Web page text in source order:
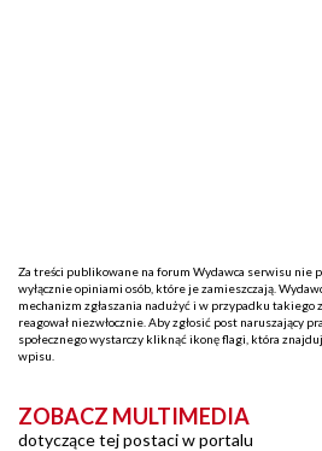
Za treści publikowane na forum Wydawca serwisu nie
wyłącznie opiniami osób, które je zamieszczają.
mechanizm zgłaszania nadużyć i w przypadku takiego
reagował niezwłocznie. Aby zgłosić post naruszający
społecznego wystarczy kliknąć ikonę flagi, która
wpisu.
ZOBACZ MULTIMEDIA
dotyczące tej postaci w portalu